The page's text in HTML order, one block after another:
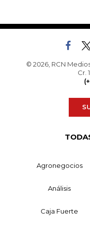
© 2026, RCN
Cr.
Agronegocios
Análisis
Caja Fuerte